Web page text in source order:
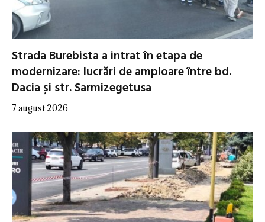
Strada Burebista a intrat în etapa de
modernizare: lucrări de amploare între bd.
Dacia și str. Sarmizegetusa
7 august 2026